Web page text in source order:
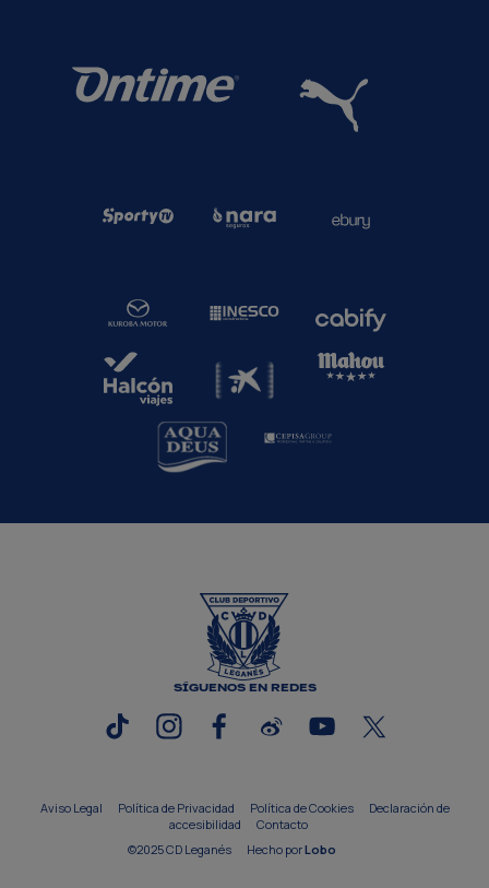
SÍGUENOS EN REDES
Aviso Legal Política de Privacidad Política de Cookies
Declaración de
accesibilidad
Contacto
©2025 CD Leganés
Hecho porLobo